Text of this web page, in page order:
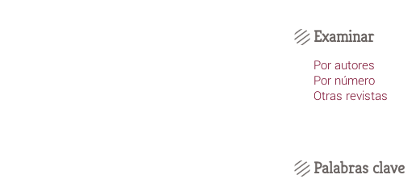
Examinar
Por autores
Por número
Otras revistas
Palabras clave